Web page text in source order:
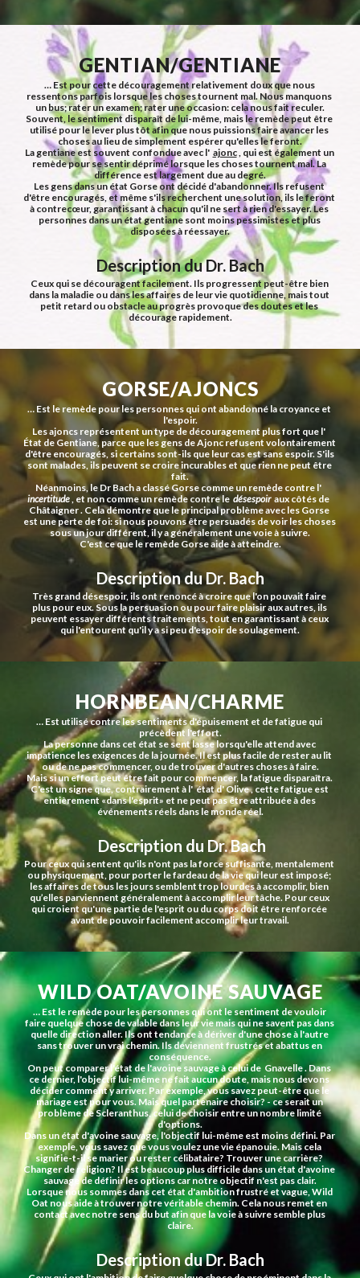
GENTIAN/GENTIANE
… Est pour cette découragement relativement doux que nous
ressentons parfois lorsque les choses tournent mal. Nous manquons
un bus; rater un examen; rater une occasion: cela nous fait reculer.
Souvent, le sentiment disparaît de lui-même, mais le remède peut être
utilisé pour le lever plus tôt afin que nous puissions faire avancer les
choses au lieu de simplement espérer qu'elles le feront.
La gentiane est souvent confondue avec l' ajonc , qui est également un
remède pour se sentir déprimé lorsque les choses tournent mal. La
différence est largement due au degré.
Les gens dans un état Gorse ont décidé d'abandonner. Ils refusent
d'être encouragés, et même s'ils recherchent une solution, ils le feront
à contrecœur, garantissant à chacun qu'il ne sert à rien d'essayer. Les
personnes dans un état gentiane sont moins pessimistes et plus
disposées à réessayer.
Description du Dr. Bach
Ceux qui se découragent facilement. Ils progressent peut-être bien
dans la maladie ou dans les affaires de leur vie quotidienne, mais tout
petit retard ou obstacle au progrès provoque des doutes et les
décourage rapidement.
GORSE/AJONCS
… Est le remède pour les personnes qui ont abandonné la croyance et
l'espoir.
Les ajoncs représentent un type de découragement plus fort que l'
État de Gentiane, parce que les gens de Ajonc refusent volontairement
d'être encouragés, si certains sont-ils que leur cas est sans espoir. S'ils
sont malades, ils peuvent se croire incurables et que rien ne peut être
fait.
incertitude , et non comme un remède contre le désespoir
  aux côtés de
Châtaigner . Cela démontre que le principal problème avec les Gorse
est une perte de foi: si nous pouvons être persuadés de voir les choses
sous un jour différent, il y a généralement une voie à suivre.
C'est ce que le remède Gorse aide à atteindre.
Description du Dr. Bach
Très grand désespoir, ils ont renoncé à croire que l'on pouvait faire
plus pour eux. Sous la persuasion ou pour faire plaisir aux autres, ils
peuvent essayer différents traitements, tout en garantissant à ceux
qui l'entourent qu'il y a si peu d'espoir de soulagement.
HORNBEAN/CHARME
… Est utilisé contre les sentiments d'épuisement et de fatigue qui
précèdent l'effort.
La personne dans cet état se sent lasse lorsqu'elle attend avec
impatience les exigences de la journée. Il est plus facile de rester au lit
ou de ne pas commencer, ou de trouver d'autres choses à faire.
Mais si un effort peut être fait pour commencer, la fatigue disparaîtra.
C'est un signe que, contrairement à l'  état d' Olive , cette fatigue est
entièrement «dans l'esprit» et ne peut pas être attribuée à des
événements réels dans le monde réel.
Description du Dr. Bach
Pour ceux qui sentent qu'ils n'ont pas la force suffisante, mentalement
ou physiquement, pour porter le fardeau de la vie qui leur est imposé;
les affaires de tous les jours semblent trop lourdes à accomplir, bien
qu’elles parviennent généralement à accomplir leur tâche. Pour ceux
qui croient qu'une partie de l'esprit ou du corps doit être renforcée
avant de pouvoir facilement accomplir leur travail.
WILD OAT/AVOINE SAUVAGE
… Est le remède pour les personnes qui ont le sentiment de vouloir
faire quelque chose de valable dans leur vie mais qui ne savent pas dans
quelle direction aller. Ils ont tendance à dériver d'une chose à l'autre
sans trouver un vrai chemin. Ils deviennent frustrés et abattus en
conséquence.
On peut comparer l'état de l'avoine sauvage à celui de  Gnavelle . Dans
ce dernier, l'objectif lui-même ne fait aucun doute, mais nous devons
décider comment y arriver. Par exemple, vous savez peut-être que le
mariage est pour vous. Mais quel partenaire choisir? - ce serait un
problème de Scleranthus, celui de choisir entre un nombre limité
d'options.
Dans un état d'avoine sauvage, l'objectif lui-même est moins défini. Par
exemple, vous savez que vous voulez une vie épanouie. Mais cela
signifie-t-il se marier ou rester célibataire? Trouver une carrière?
Changer de religion? Il est beaucoup plus difficile dans un état d'avoine
sauvage de définir les options car notre objectif n'est pas clair.
Lorsque nous sommes dans cet état d'ambition frustré et vague, Wild
Oat nous aide à trouver notre véritable chemin. Cela nous remet en
contact avec notre sens du but afin que la voie à suivre semble plus
claire.
Description du Dr. Bach